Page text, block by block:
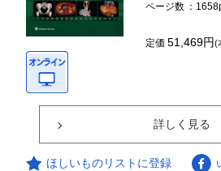
ページ数 ：
定価51,469円(
詳しく見る
ほしいものリストに登録